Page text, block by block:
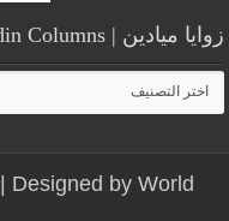
زوايا ميادين | Mayadin Columns
زوايا
ميادين
Mayadin
| Designed byWorld